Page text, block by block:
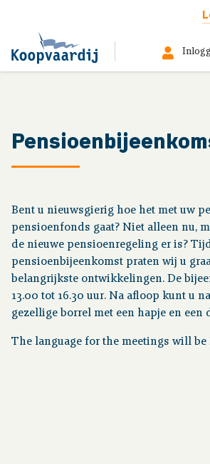
Gepensioneerd
Werkgever
Over ons
Uw situatie
Over pensioen
Bent u nieuwsgierig hoe het met uw
pensioenfonds gaat? Niet alleen nu,
de nieuwe pensioenregeling er is?
pensioenbijeenkomst praten wij u
belangrijkste ontwikkelingen. De
13.00 tot 16.30 uur. Na afloop kunt u
gezellige borrel met een hapje en een
The language for the meetings will be